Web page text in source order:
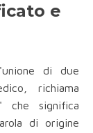
e
di due
richiama
che significa
di origine